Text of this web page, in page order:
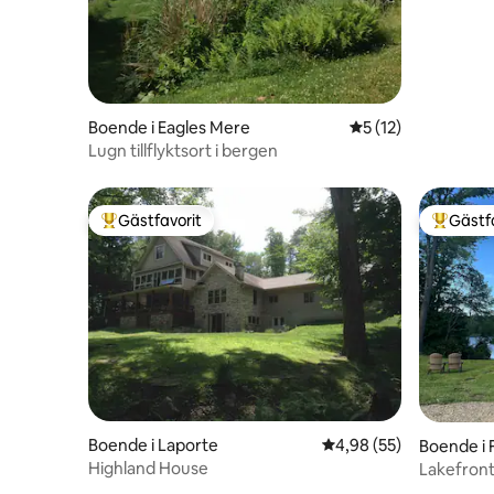
Boende i Eagles Mere 5 av 5 i
5 (12)
Lugn tillflyktsort i bergen
Populär gästfavorit
Gästfavorit
Boende i Laporte 4,98 av 5 i
4,98 (55)
Highland House
Populär
Boende i